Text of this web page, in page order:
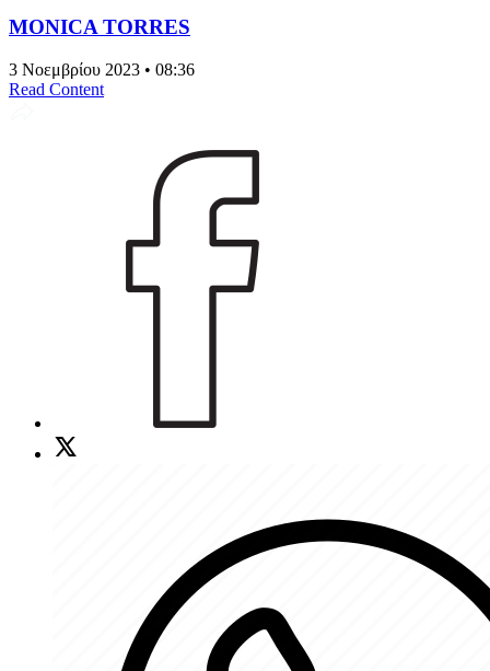
MONICA TORRES
3 Νοεμβρίου 2023 • 08:36
Read Content